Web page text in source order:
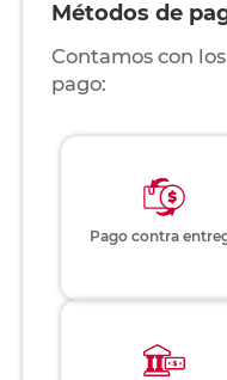
Métodos de
Contamos con
pago:
Pago contra